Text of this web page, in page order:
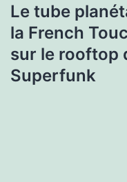
Le tube
la French
sur le rooftop
Superfunk